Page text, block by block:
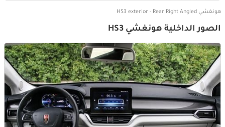
هونغشي HS3 exterior - Rear Right Angled
الصور الداخلية هونغشي HS3